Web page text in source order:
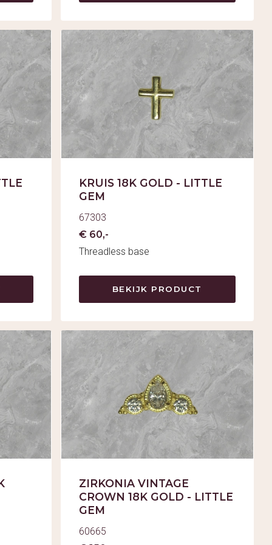
KRUIS 18K GOLD - LITTLE
GEM
67303
€ 60,-
Threadless base
BEKIJK PRODUCT
ZIRKONIA VINTAGE
CROWN 18K GOLD - LITTLE
GEM
60665